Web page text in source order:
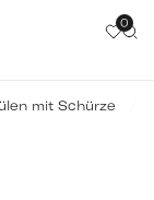
0
mit Schürze